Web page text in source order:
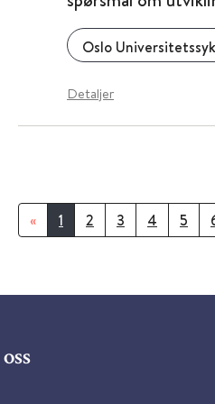
Oslo
Detaljer
« 1 2 3 4 5